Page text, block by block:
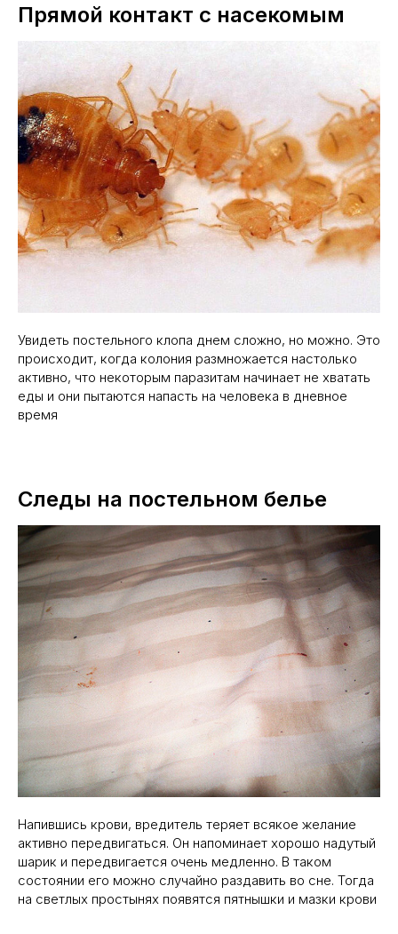
Прямой контакт с насекомым
Увидеть постельного клопа днем сложно, но можно. Это
происходит, когда колония размножается настолько
активно, что некоторым паразитам начинает не хватать
еды и они пытаются напасть на человека в дневное
время
Следы на постельном белье
Напившись крови, вредитель теряет всякое желание
активно передвигаться. Он напоминает хорошо надутый
шарик и передвигается очень медленно. В таком
состоянии его можно случайно раздавить во сне. Тогда
на светлых простынях появятся пятнышки и мазки крови